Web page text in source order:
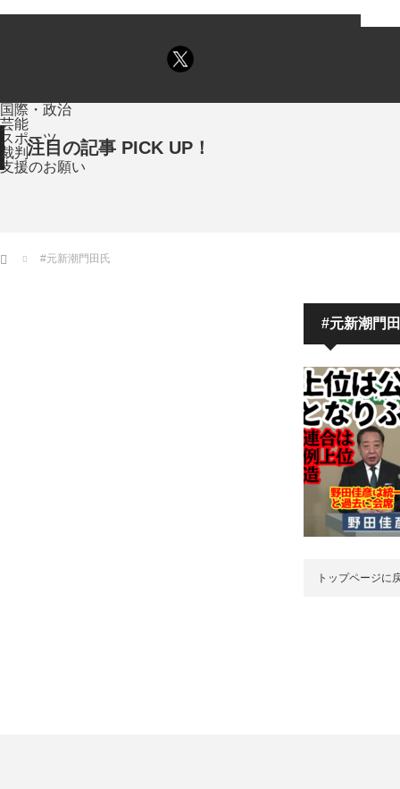
国際・政治
芸能
スポーツ
裁判
支援のお願い
注目の記事 PICK UP！
ホーム #元新潮門田氏
#元新潮門
トップページに